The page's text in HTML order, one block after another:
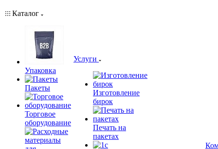
Каталог
Упаковка
Пакеты
Торговое
оборудование
Услуги
Изготовление
бирок
Печать на
пакетах